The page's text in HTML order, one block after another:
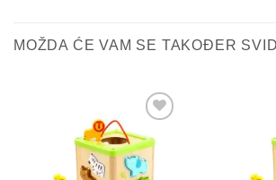
MOŽDA ĆE VAM SE TAKOĐER
Sačuvaj
proizvod